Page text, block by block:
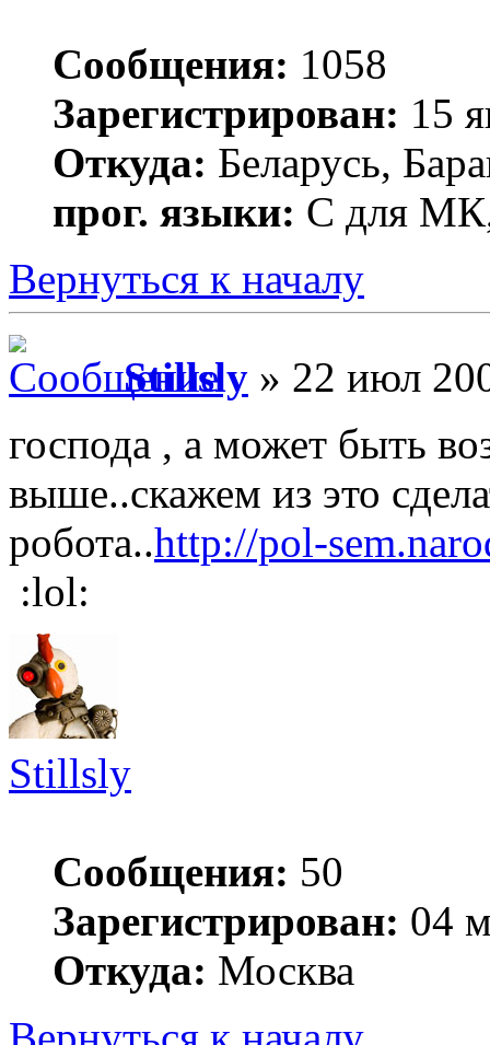
Сообщения: 1058
Зарегистрирован: 15
Откуда: Беларусь,
прог. языки: С для
Вернуться к началу
Stillsly » 22 июл
господа , а может быть
выше..скажем из это
робота..http://pol-
:lol:
Stillsly
Сообщения: 50
Зарегистрирован: 04
Откуда: Москва